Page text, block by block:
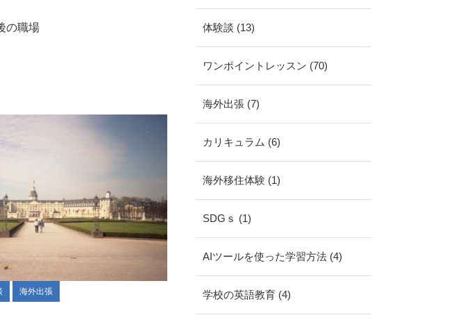
の職場
海外出張
体験談 (13)
ワンポイントレッスン (70)
海外出張 (7)
カリキュラム (6)
海外移住体験 (1)
SDGｓ (1)
AIツールを使った学習方法 (4)
学校の英語教育 (4)